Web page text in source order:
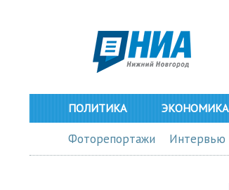
ПОЛИТИКА ЭКОНОМИКА
Фоторепортажи Интервью